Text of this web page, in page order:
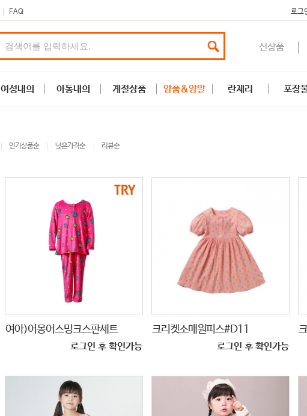
FAQ 로그
신상품
여성내의 아동내의 계절상품 양품&양말 란제리 포장
인기상품순 낮은가격순 리뷰순
여아)어몽어스밍크스판세트
로그인 후 확인가능
크리켓소매원피스#D11
로그인 후 확인가능